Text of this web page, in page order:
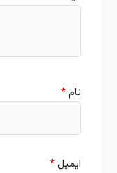
نام*
ایمیل*